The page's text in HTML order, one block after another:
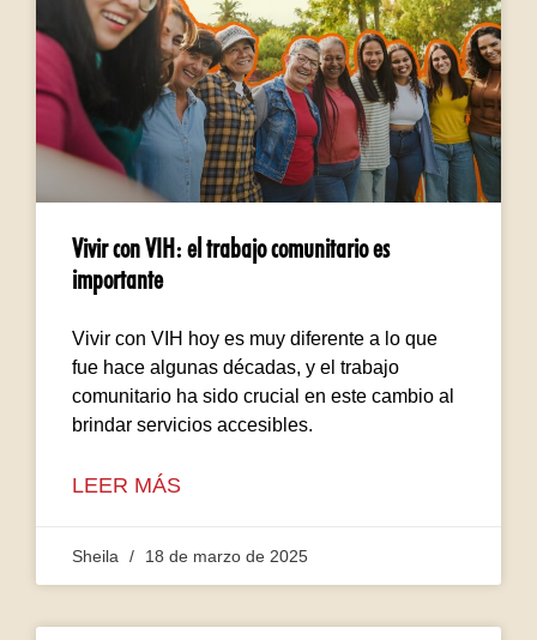
Vivir con VIH: el trabajo comunitario es
importante
Vivir con VIH hoy es muy diferente a lo que
fue hace algunas décadas, y el trabajo
comunitario ha sido crucial en este cambio al
brindar servicios accesibles.
LEER MÁS
Sheila 18 de marzo de 2025